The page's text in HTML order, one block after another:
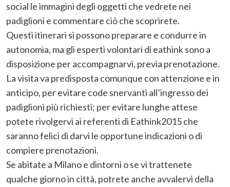
social le immagini degli oggetti che vedrete nei
padiglioni e commentare ciò che scoprirete.
Questi itinerari si possono preparare e condurre in
autonomia, ma gli esperti volontari di eathink sono a
disposizione per accompagnarvi, previa prenotazione.
La visita va predisposta comunque con attenzione e in
anticipo, per evitare code snervanti all’ingresso dei
padiglioni più richiesti; per evitare lunghe attese
potete rivolgervi ai referenti di Eathink2015 che
saranno felici di darvi le opportune indicazioni o di
compiere prenotazioni.
Se abitate a Milano e dintorni o se vi trattenete
qualche giorno in città, potrete anche avvalervi della